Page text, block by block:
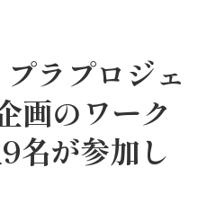
ラプロジェ
のワーク
名が参加し